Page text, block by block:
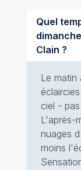
Quel
dimanche 9 aout à Sommières-du-
Clain ?
Le
ciel -
L'après-
nuages
moins